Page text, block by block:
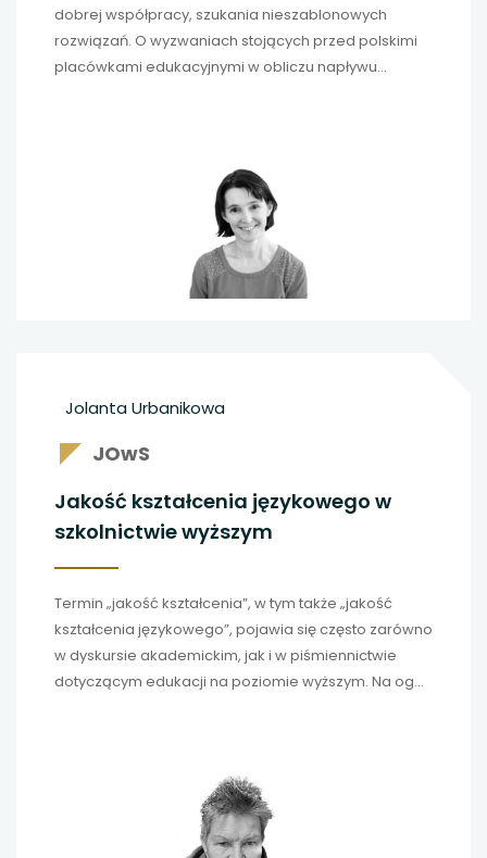
dobrej współpracy, szukania nieszablonowych
rozwiązań. O wyzwaniach stojących przed polskimi
placówkami edukacyjnymi w obliczu napływu
Jolanta Urbanikowa
JOwS
Jakość kształcenia językowego w
szkolnictwie wyższym
Termin „jakość kształcenia”, w tym także „jakość
kształcenia językowego”, pojawia się często zarówno
w dyskursie akademickim, jak i w piśmiennictwie
dotyczącym edukacji na poziomie wyższym. Na ogół
wyznaczników. Czym zatem jest jakość w kształceniu
językowym? Gdzie szukać inspiracji dla systemów
zapewniania i doskonalenia jakości? Jakie kryteria